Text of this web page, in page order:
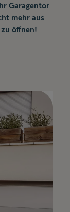
Garagentor
mehr aus
öffnen!